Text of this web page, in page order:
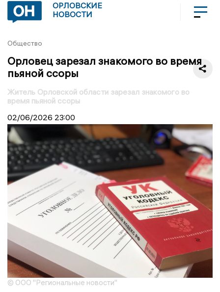
ОРЛОВСКИЕ
НОВОСТИ
Общество
Орловец зарезал знакомого во время
пьяной ссоры
Житель Орловской области зарезал знакомого во
время пьяной ссоры
02/06/2026 23:00
© ООО "Региональные новости"